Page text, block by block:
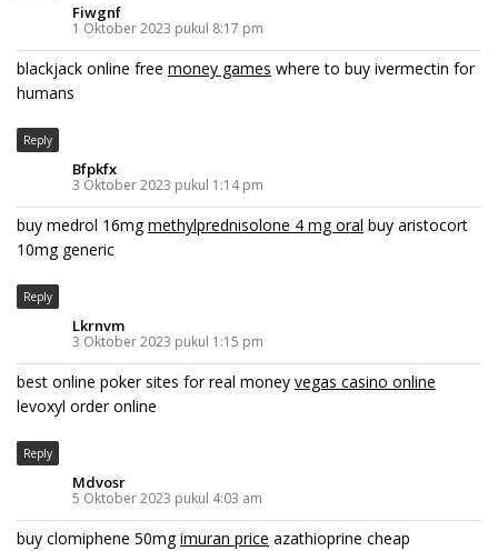
Fiwgnf
1 Oktober 2023 pukul 8:17 pm
blackjack online free money games where to buy ivermectin for
humans
Reply
Bfpkfx
3 Oktober 2023 pukul 1:14 pm
buy medrol 16mgmethylprednisolone 4 mg oral buy aristocort
10mg generic
Reply
Lkrnvm
3 Oktober 2023 pukul 1:15 pm
best online poker sites for real money vegas casino online
levoxyl order online
Reply
Mdvosr
5 Oktober 2023 pukul 4:03 am
buy clomiphene 50mgimuran price azathioprine cheap